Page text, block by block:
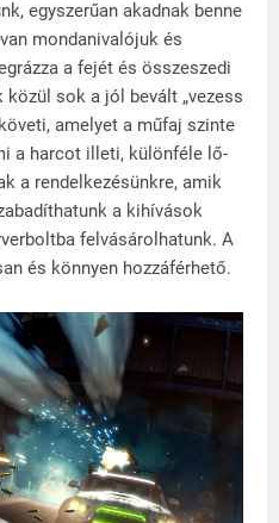
egyszerűan akadnak benne
mondanivalójuk és
a fejét és összeszedi
sok a jól bevált „vezess
amelyet a műfaj szinte
a harcot illeti, különféle lő-
a rendelkezésünkre, amik
a kihívások
felvásárolhatunk. A
és könnyen hozzáférhető.